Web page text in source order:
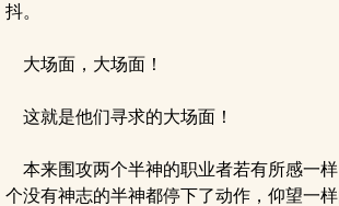
抖。
大场面，大场面！
这就是他们寻求的大场面！
本来围攻两个半神的职业者若有所感一
个没有神志的半神都停下了动作，仰望一样